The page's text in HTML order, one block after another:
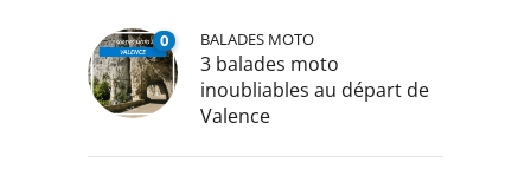
0 BALADES MOTO
3 balades moto
inoubliables au départ de
Valence